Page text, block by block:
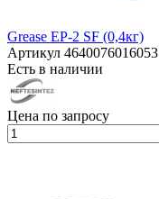
Grease EP-2 SF (0,4кг)
Артикул 4640076016053
Есть в наличии
Цена по запросу